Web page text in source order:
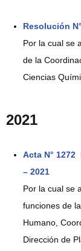
Resolución
Por la cual se
de la
Ciencias
2021
Acta N°
– 2021
Por la cual se
funciones de
Humano,
Dirección de